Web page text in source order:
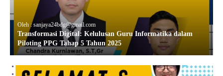
Oleh : sanjaya24bdg@gmail.com
Transformasi Digital: Kelulusan Guru Informatika dalam
Piloting PPG Tahap 5 Tahun 2025